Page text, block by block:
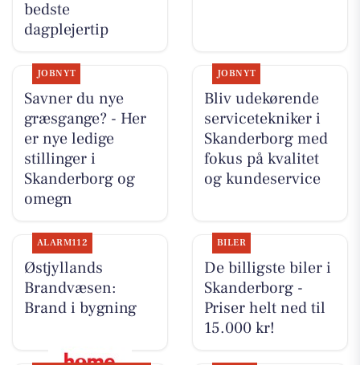
bedste
dagplejertip
JOBNYT
Savner du nye
græsgange? - Her
er nye ledige
stillinger i
Skanderborg og
omegn
JOBNYT
Bliv udekørende
servicetekniker i
Skanderborg med
fokus på kvalitet
og kundeservice
ALARM112
Østjyllands
Brandvæsen:
Brand i bygning
BILER
De billigste biler i
Skanderborg -
Priser helt ned til
15.000 kr!